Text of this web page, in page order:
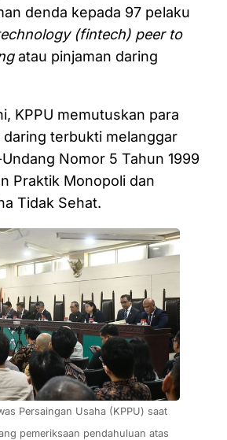
denda kepada 97 pelaku
(fintech) peer to
atau pinjaman daring
KPPU memutuskan para
daring terbukti melanggar
Nomor 5 Tahun 1999
Praktik Monopoli dan
Tidak Sehat.
Persaingan Usaha (KPPU) saat
pemeriksaan pendahuluan atas